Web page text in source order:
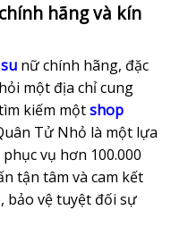
hãng và kín
nữ chính hãng, đặc
một địa chỉ cung
kiếm mộtshop
Tử Nhỏ là một lựa
vụ hơn 100.000
tận tâm và cam kết
bảo vệ tuyệt đối sự